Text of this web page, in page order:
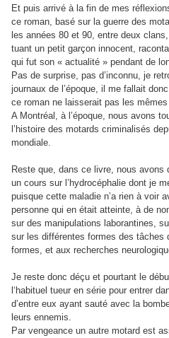
Et puis arrivé à la fin de mes
ce roman, basé sur la guerre des
les années 80 et 90, entre deux
tuant un petit garçon innocent,
qui fut son « actualité » pendant de
Pas de surprise, pas d’inconnu, je
journaux de l’époque, il me fallait
ce roman ne laisserait pas les
A Montréal, à l’époque, nous avons
l’histoire des motards criminalisés
mondiale.
Reste que, dans ce livre, nous
un cours sur l’hydrocéphalie dont je
puisque cette maladie n’a rien à voir
personne qui en était atteinte, à de
sur des manipulations laborantines,
sur les différentes formes des tâches
formes, et aux recherches
Je reste donc déçu et pourtant le
l‘habituel tueur en série pour entrer
d’entre eux ayant sauté avec la
leurs ennemis.
Par vengeance un autre motard est